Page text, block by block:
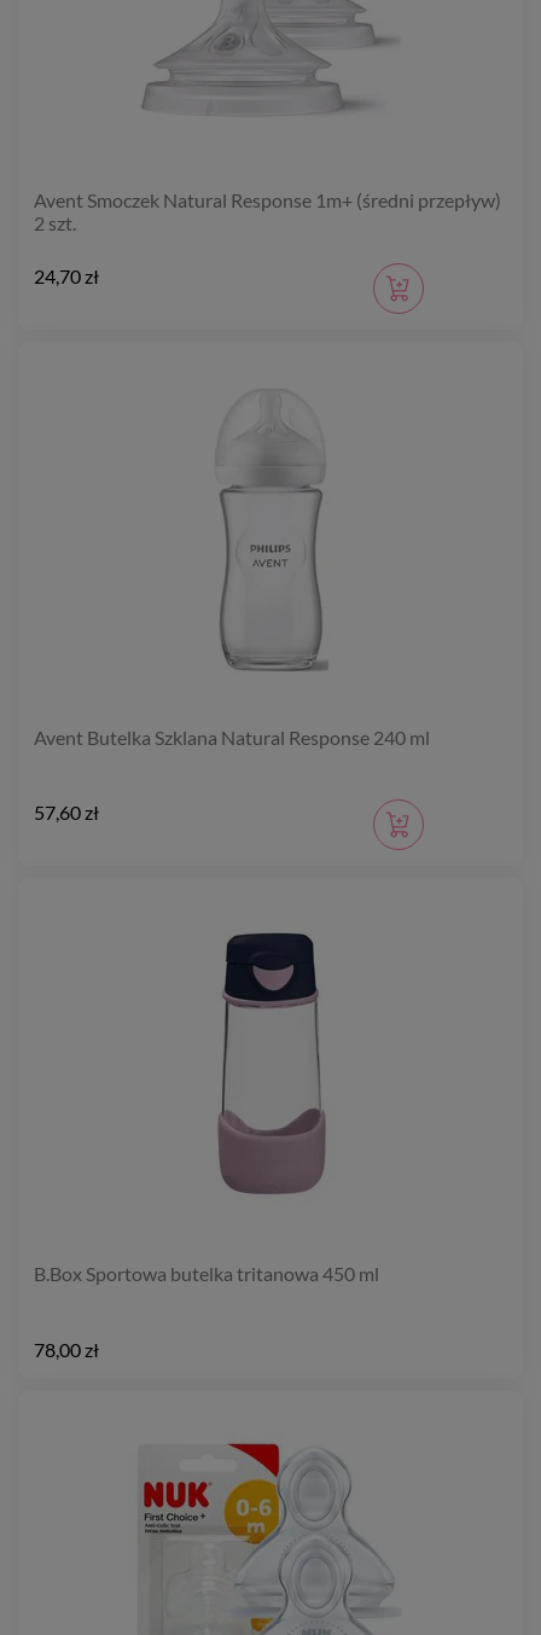
Avent Smoczek Natural Response 1m+ (średni przepływ)
2 szt.
24,70 zł
Avent Butelka Szklana Natural Response 240 ml
57,60 zł
B.Box Sportowa butelka tritanowa 450 ml
78,00 zł